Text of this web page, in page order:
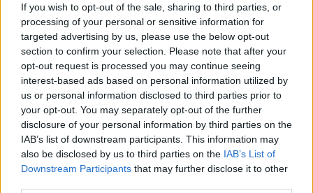
If you wish to opt-out of the sale, sharing to third parties, or
processing of your personal or sensitive information for
targeted advertising by us, please use the below opt-out
section to confirm your selection. Please note that after your
opt-out request is processed you may continue seeing
interest-based ads based on personal information utilized by
us or personal information disclosed to third parties prior to
your opt-out. You may separately opt-out of the further
disclosure of your personal information by third parties on the
IAB’s list of downstream participants. This information may
also be disclosed by us to third parties on the IAB’s List of
Downstream Participants that may further disclose it to other
Paradoksalnie musi odejść, aby zachować
wierność tej relacji. Książka pokazuje, że
prawdziwe szczęście rodzi się z miłości i
świadomego wyboru więzi, nawet jeśli wiąże się
to z cierpieniem.